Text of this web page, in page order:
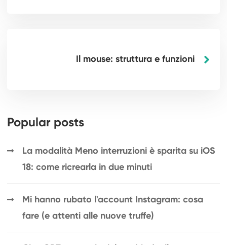
Il mouse: struttura e funzioni
Popular posts
La modalità Meno interruzioni è sparita su iOS
18: come ricrearla in due minuti
Mi hanno rubato l'account Instagram: cosa
fare (e attenti alle nuove truffe)